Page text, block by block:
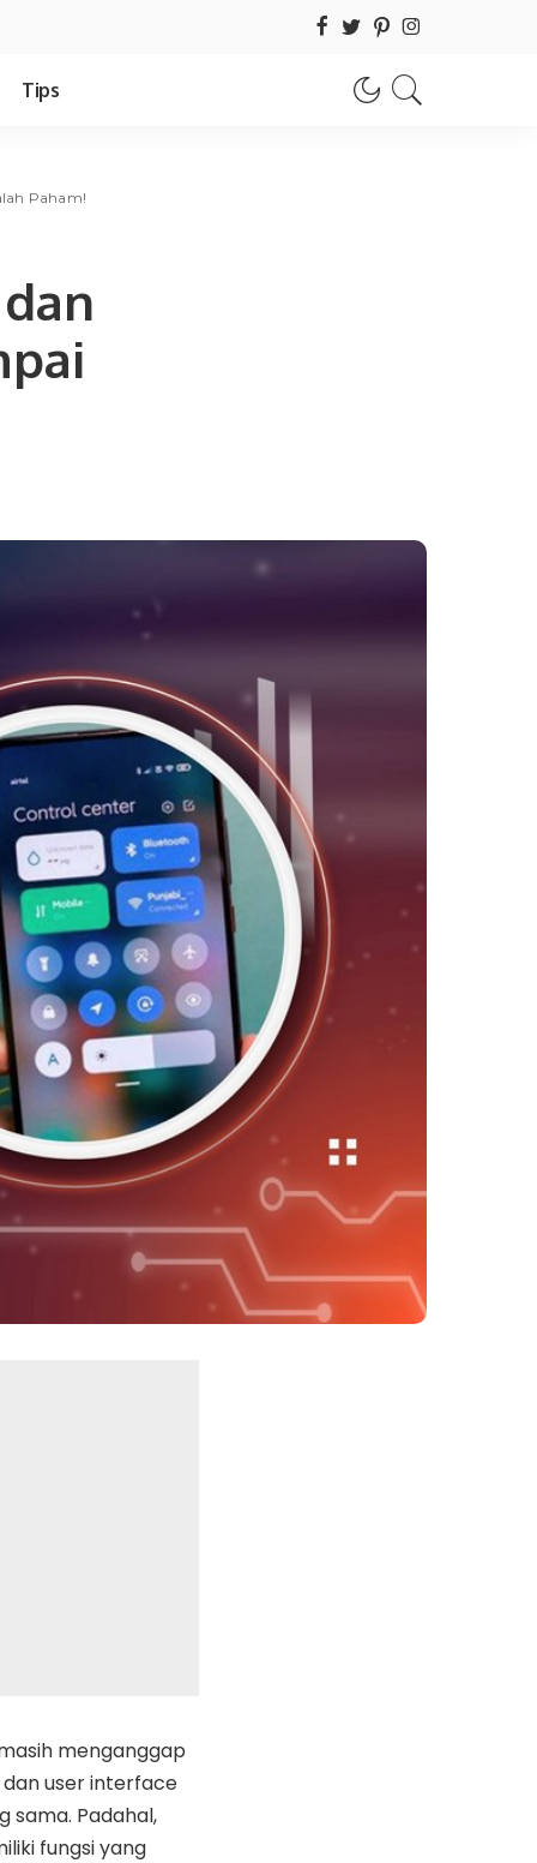
Tips
Paham!
menganggap
dan user interface
sama. Padahal,
fungsi yang